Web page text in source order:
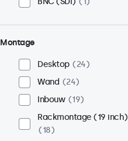
Montage
Desktop
24
Wand
24
Inbouw
19
Rackmontage (19 inch)
18